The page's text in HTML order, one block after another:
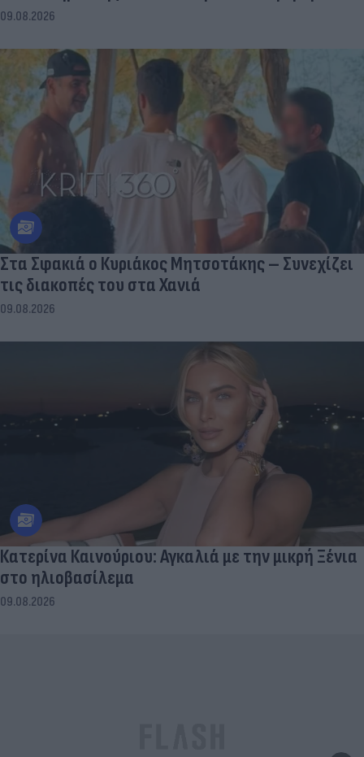
09.08.2026
Στα Σφακιά ο Κυριάκος Μητσοτάκης – Συνεχίζει
τις διακοπές του στα Χανιά
09.08.2026
Κατερίνα Καινούριου: Αγκαλιά με την μικρή Ξένια
στο ηλιοβασίλεμα
09.08.2026